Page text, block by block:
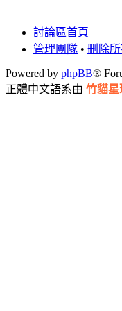
討論區首頁
管理團隊 • 刪除所
Powered by phpBB®
正體中文語系由 竹貓星